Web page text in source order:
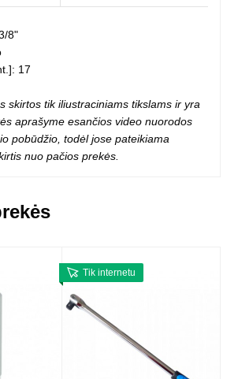
8"
17
skirtos tik iliustraciniams tikslams ir yra
aprašyme esančios video nuorodos
pobūdžio, todėl jose pateikiama
nuo pačios prekės.
Tik internetu